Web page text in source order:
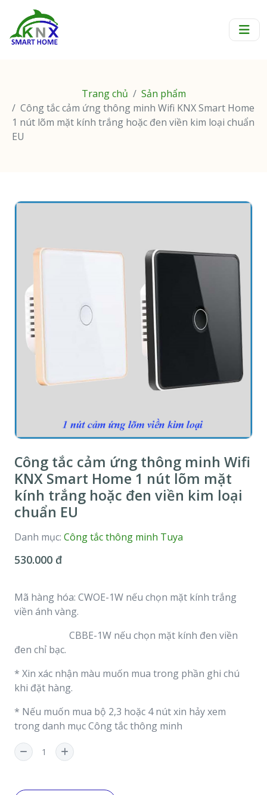
Trang chủ
Sản phẩm
Công tắc cảm ứng thông minh Wifi KNX Smart Home
1 nút lõm mặt kính trắng hoặc đen viền kim loại chuẩn
EU
Công tắc cảm ứng thông minh Wifi
KNX Smart Home 1 nút lõm mặt
kính trắng hoặc đen viền kim loại
chuẩn EU
Danh mục: Công tắc thông minh Tuya
530.000 đ
Mã hàng hóa: CWOE-1W nếu chọn mặt kính trắng
viền ánh vàng.
CBBE-1W nếu chọn mặt kính đen viền
đen chỉ bạc.
* Xin xác nhận màu muốn mua trong phần ghi chú
khi đặt hàng.
* Nếu muốn mua bộ 2,3 hoặc 4 nút xin hảy xem
trong danh mục Công tắc thông minh